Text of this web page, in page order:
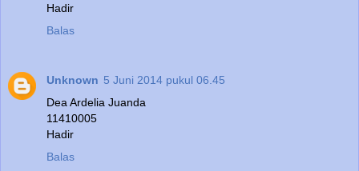
Hadir
Balas
Unknown 5 Juni 2014 pukul 06.45
Dea Ardelia Juanda
11410005
Hadir
Balas